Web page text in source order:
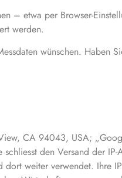
– etwa per Browser-
werden.
wünschen. Haben
CA 94043, USA;
den Versand der
weiter verwendet. Ihre